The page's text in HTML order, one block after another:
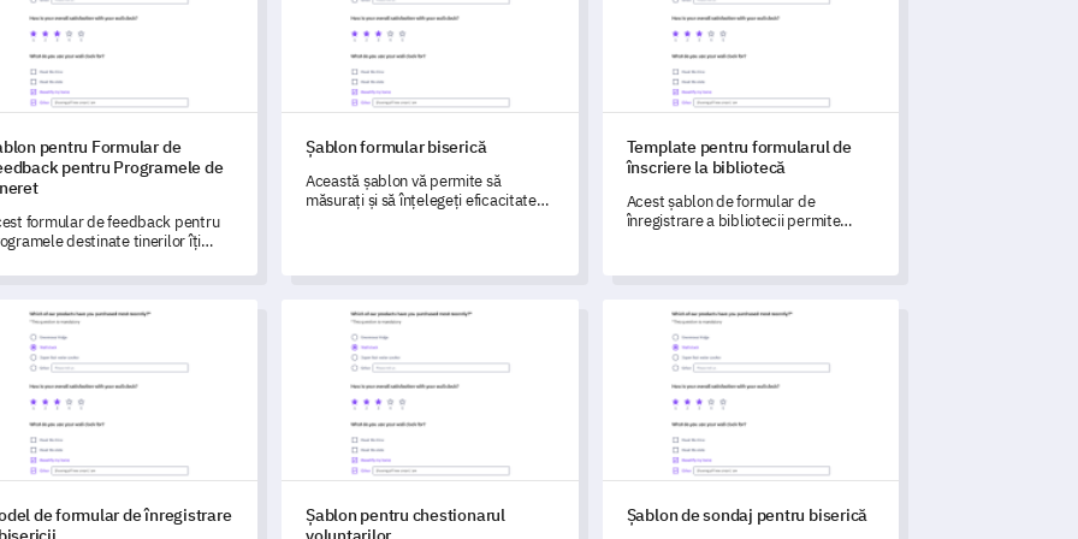
pentru Formular de
pentru Programele de
formular de feedback pentru
destinate tinerilor îți
eficiența inițiativelor tale
domeniile ce necesită
Șablon formular biserică
Această șablon vă permite să
măsurați și să înțelegeți eficacitatea
Template pentru formularul de
înscriere la bibliotecă
Acest șablon de formular de
înregistrare a bibliotecii permite
dumneavoastră într-un mod eficient.
de formular de înregistrare a bisericii
de formular de înregistrare
Șablon pentru chestionarul voluntarilor
Șablon pentru chestionarul
Șablon de sondaj pentru biserică
Șablon de sondaj pentru biserică